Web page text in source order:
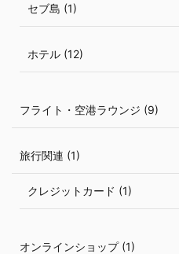
セブ島 (1)
ホテル (12)
フライト・空港ラウンジ (9)
旅行関連 (1)
クレジットカード (1)
オンラインショップ (1)